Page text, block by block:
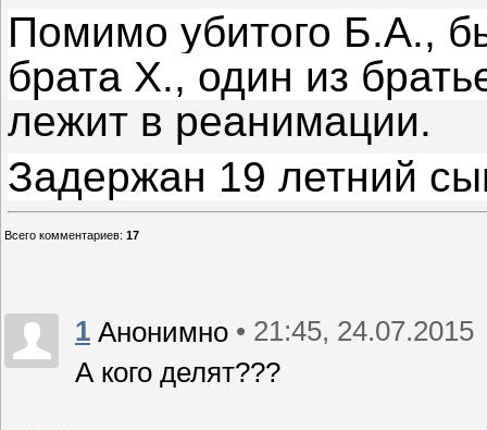
Помимо убитого Б.А.,
брата Х., один из
лежит в реанимации.
Задержан 19 летний
Всего комментариев: 17
1 Анонимно • 21:45, 24.07.2015
А кого делят???